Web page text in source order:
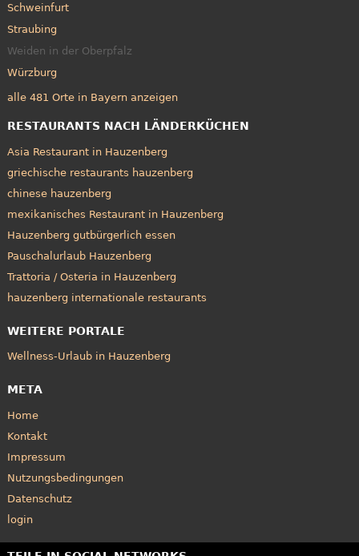
Schweinfurt
Straubing
Weiden in der Oberpfalz
Würzburg
alle 481 Orte in Bayern anzeigen
RESTAURANTS NACH LÄNDERKÜCHEN
Asia Restaurant in Hauzenberg
griechische restaurants hauzenberg
chinese hauzenberg
mexikanisches Restaurant in Hauzenberg
Hauzenberg gutbürgerlich essen
Pauschalurlaub Hauzenberg
Trattoria / Osteria in Hauzenberg
hauzenberg internationale restaurants
WEITERE PORTALE
Wellness-Urlaub in Hauzenberg
META
Home
Kontakt
Impressum
Nutzungsbedingungen
Datenschutz
login